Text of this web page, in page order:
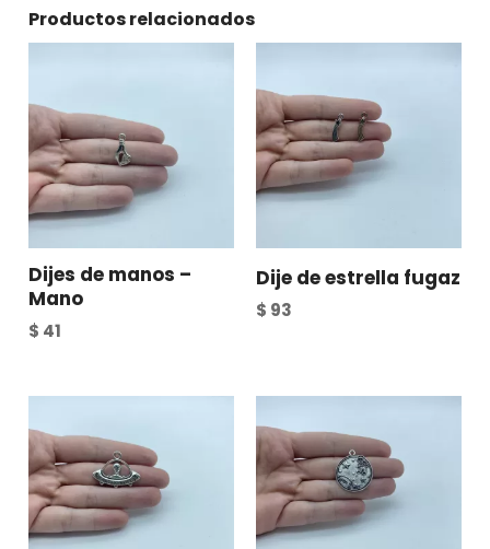
Productos relacionados
Dijes de manos –
Mano
$ 41
Dije de estrella fugaz
$ 93